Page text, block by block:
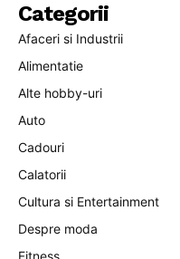
Categorii
Afaceri si Industrii
Alimentatie
Alte hobby-uri
Auto
Cadouri
Calatorii
Cultura si Entertainment
Despre moda